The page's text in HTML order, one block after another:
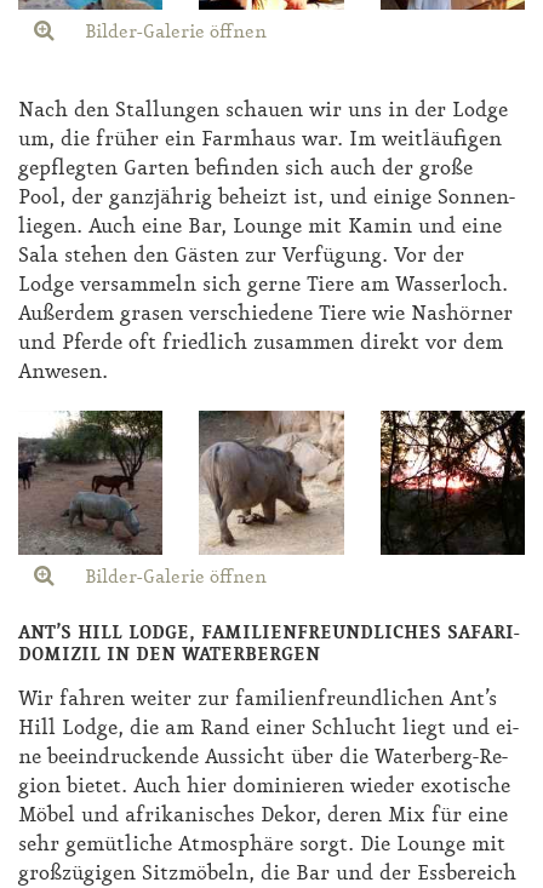
Bilder-Galerie öffnen
Nach den Stal­lun­gen schau­en wir uns in der Lodge
um, die frü­her ein Farm­haus war. Im weit­läu­fi­gen
ge­pfleg­ten Gar­ten be­fin­den sich auch der gro­ße
Pool, der ganz­jäh­rig be­heizt ist, und ei­ni­ge Son­nen­
lie­gen. Auch ei­ne Bar, Lounge mit Ka­min und ei­ne
Sa­la ste­hen den Gäs­ten zur Ver­fü­gung. Vor der
Lodge ver­sam­meln sich ger­ne Tie­re am Was­ser­loch.
Au­ßer­dem gra­sen ver­schie­de­ne Tie­re wie Nas­hör­ner
und Pfer­de oft fried­lich zu­sam­men di­rekt vor dem
An­we­sen.
Bilder-Galerie öffnen
ANT’S HILL LODGE, FAMILIENFREUNDLICHES SAFARI-
DOMIZIL IN DEN WATERBERGEN
Wir fah­ren wei­ter zur fa­mi­li­en­freund­li­chen Ant’s
Hill Lodge, die am Rand ei­ner Schlucht liegt und ei­
ne be­ein­dru­cken­de Aus­sicht über die Wa­ter­berg-Re­
gi­on bie­tet. Auch hier do­mi­nie­ren wie­der exo­ti­sche
Mö­bel und afri­ka­ni­sches De­kor, de­ren Mix für ei­ne
sehr ge­müt­li­che At­mo­sphä­re sorgt. Die Lounge mit
gro­ß­zü­gi­gen Sitz­mö­beln, die Bar und der Ess­be­reich